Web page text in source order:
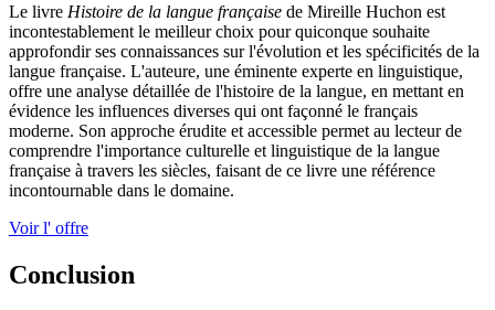
Le livre Histoire de la langue française de Mireille Huchon est
incontestablement le meilleur choix pour quiconque souhaite
approfondir ses connaissances sur l'évolution et les spécificités de la
langue française. L'auteure, une éminente experte en linguistique,
offre une analyse détaillée de l'histoire de la langue, en mettant en
évidence les influences diverses qui ont façonné le français
moderne. Son approche érudite et accessible permet au lecteur de
comprendre l'importance culturelle et linguistique de la langue
française à travers les siècles, faisant de ce livre une référence
incontournable dans le domaine.
Voir l' offre
Conclusion